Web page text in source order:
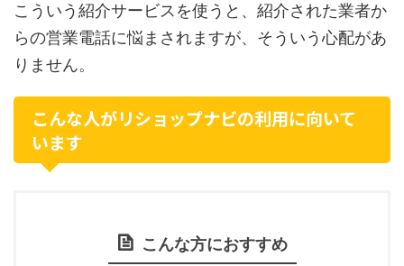
こういう紹介サービスを使うと、紹介された業者か
らの営業電話に悩まされますが、そういう心配があ
りません。
こんな人がリショップナビの利用に向いて
います
こんな方におすすめ